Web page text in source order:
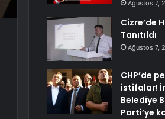
Ağustos 7,
Cizre’de
Tanıtıldı
Ağustos 7,
CHP’de
istifalar!
Belediye
Parti’ye